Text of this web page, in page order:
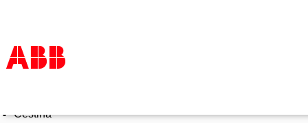
Products & Solutions
Čeština